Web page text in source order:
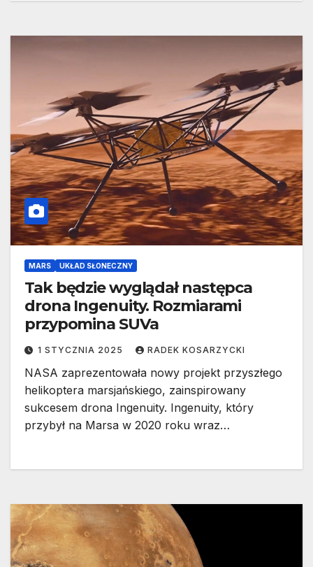
MARS UKŁAD SŁONECZNY
Tak będzie wyglądał następca
drona Ingenuity. Rozmiarami
przypomina SUVa
1 STYCZNIA 2025 RADEK KOSARZYCKI
NASA zaprezentowała nowy projekt przyszłego
helikoptera marsjańskiego, zainspirowany
sukcesem drona Ingenuity. Ingenuity, który
przybył na Marsa w 2020 roku wraz…